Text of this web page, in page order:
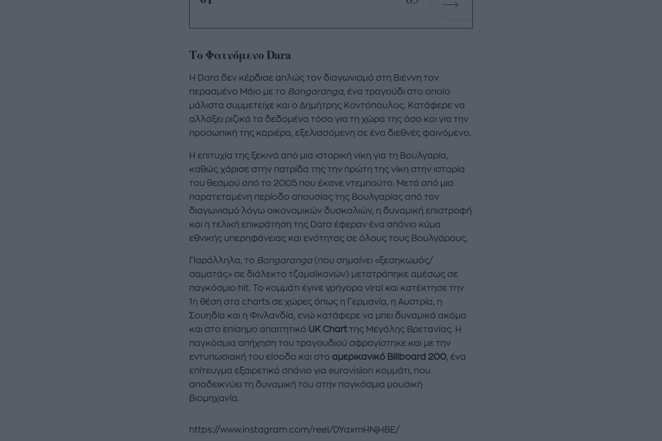
Το Φαινόμενο Dara
Η Dara δεν κέρδισε απλώς τον διαγωνισμό στη Βιέννη τον
περασμένο Μάιο με το Bangaranga, ένα τραγούδι στο οποίο
μάλιστα συμμετείχε και ο Δημήτρης Κοντόπουλος. Κατάφερε να
αλλάξει ριζικά τα δεδομένα τόσο για τη χώρα της όσο και για την
προσωπική της καριέρα, εξελισσόμενη σε ένα διεθνές φαινόμενο.
Η επιτυχία της ξεκινά από μια ιστορική νίκη για τη Βουλγαρία,
καθώς χάρισε στην πατρίδα της την πρώτη της νίκη στην ιστορία
του θεσμού από το 2005 που έκανε ντεμπούτο. Μετά από μια
παρατεταμένη περίοδο απουσίας της Βουλγαρίας από τον
διαγωνισμό λόγω οικονομικών δυσκολιών, η δυναμική επιστροφή
και η τελική επικράτηση της Dara έφεραν ένα σπάνιο κύμα
εθνικής υπερηφάνειας και ενότητας σε όλους τους Βουλγάρους.
Παράλληλα, το Bangaranga (που σημαίνει «ξεσηκωμός/
σαματάς» σε διάλεκτο τζαμαϊκανών) μετατράπηκε αμέσως σε
παγκόσμιο hit. Το κομμάτι έγινε γρήγορα viral και κατέκτησε την
1η θέση στα charts σε χώρες όπως η Γερμανία, η Αυστρία, η
Σουηδία και η Φινλανδία, ενώ κατάφερε να μπει δυναμικά ακόμα
και στο επίσημο απαιτητικό UK Chart της Μεγάλης Βρετανίας. Η
παγκόσμια απήχηση του τραγουδιού σφραγίστηκε και με την
εντυπωσιακή του είσοδο και στο αμερικανικό Billboard 200, ένα
επίτευγμα εξαιρετικά σπάνιο για eurovision κομμάτι, που
αποδεικνύει τη δυναμική του στην παγκόσμια μουσική
βιομηχανία.
https://www.instagram.com/reel/DYaxmHNjHBE/